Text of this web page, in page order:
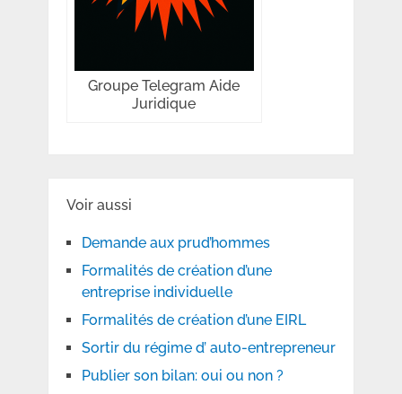
Groupe Telegram Aide
Juridique
Voir aussi
Demande aux prud’hommes
Formalités de création d’une
entreprise individuelle
Formalités de création d’une EIRL
Sortir du régime d’ auto-entrepreneur
Publier son bilan: oui ou non ?